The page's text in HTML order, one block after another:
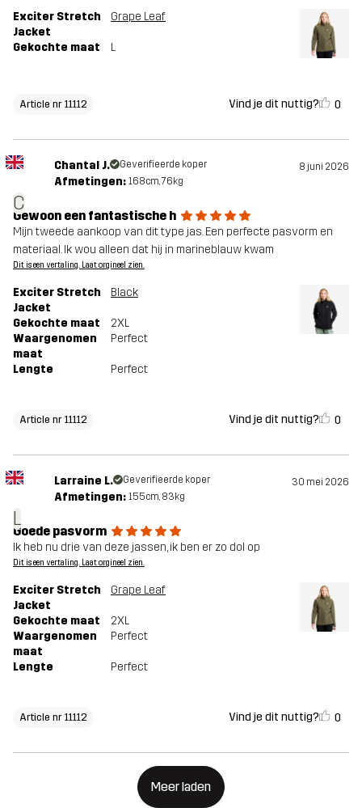
Exciter Stretch
Jacket
Grape Leaf
Gekochte maat L
Article nr 11112 Vind je dit nuttig? 0
C
Chantal J. Geverifieerde koper 8 juni 2026
Afmetingen: 168cm, 76kg
Gewoon een fantastische h
Mijn tweede aankoop van dit type jas. Een perfecte pasvorm en
materiaal. Ik wou alleen dat hij in marineblauw kwam
Dit is een vertaling. Laat orgineel zien.
Exciter Stretch
Jacket
Black
Gekochte maat
2XL
Waargenomen
maat
Perfect
Lengte Perfect
Article nr 11112 Vind je dit nuttig? 0
L
Larraine L. Geverifieerde koper 30 mei 2026
Afmetingen: 155cm, 83kg
Goede pasvorm
Ik heb nu drie van deze jassen, ik ben er zo dol op
Dit is een vertaling. Laat orgineel zien.
Exciter Stretch
Jacket
Grape Leaf
Gekochte maat
2XL
Waargenomen
maat
Perfect
Lengte Perfect
Article nr 11112 Vind je dit nuttig? 0
Meer laden